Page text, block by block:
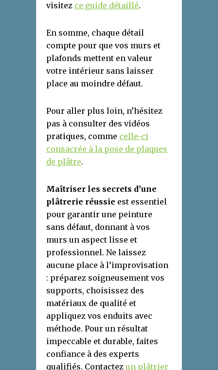
visitez ce guide détaillé.
En somme, chaque détail
compte pour que vos murs et
plafonds mettent en valeur
votre intérieur sans laisser
place au moindre défaut.
Pour aller plus loin, n’hésitez
pas à consulter des vidéos
pratiques, comme celle-ci
consacrée à la pose de plaques
de plâtre.
Maîtriser les secrets d’une
plâtrerie réussie est essentiel
pour garantir une peinture
sans défaut, donnant à vos
murs un aspect lisse et
professionnel. Ne laissez
aucune place à l’improvisation
: préparez soigneusement vos
supports, choisissez des
matériaux de qualité et
appliquez vos enduits avec
méthode. Pour un résultat
impeccable et durable, faites
confiance à des experts
qualifiés. Contactez un plâtrier